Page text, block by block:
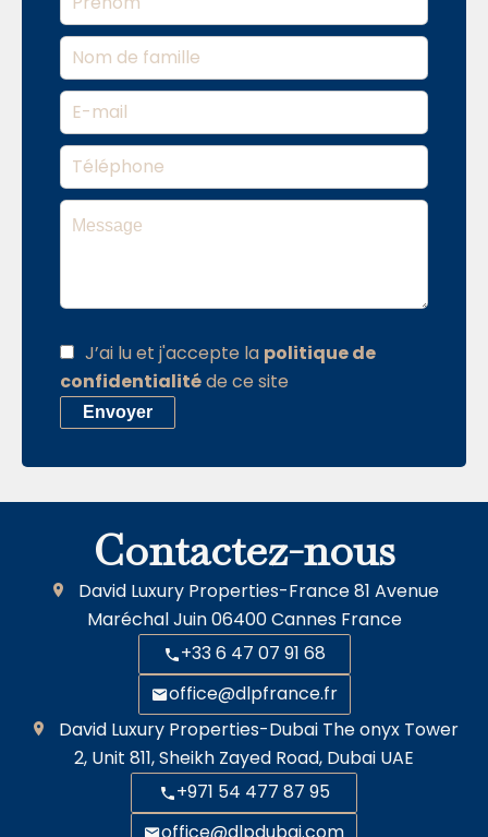
J’ai lu et j'accepte la politique de
confidentialitéde ce site
Envoyer
Contactez-nous
David Luxury Properties-France81 Avenue
Maréchal Juin06400Cannes France
+33 6 47 07 91 68
office@dlpfrance.fr
David Luxury Properties-DubaiThe onyx Tower
2, Unit 811, Sheikh Zayed Road, Dubai UAE
+971 54 477 87 95